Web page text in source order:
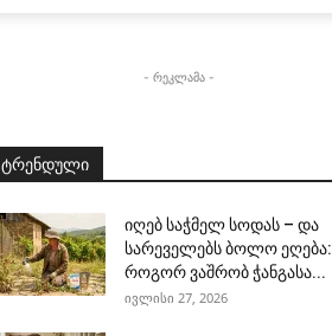
- რეკლამა -
ტრენდული
იღებ საჭმელ სოდას – და
სარეველებს ბოლო ეღება:
როგორ ვაშრობ ჭანგასა...
ივლისი 27, 2026